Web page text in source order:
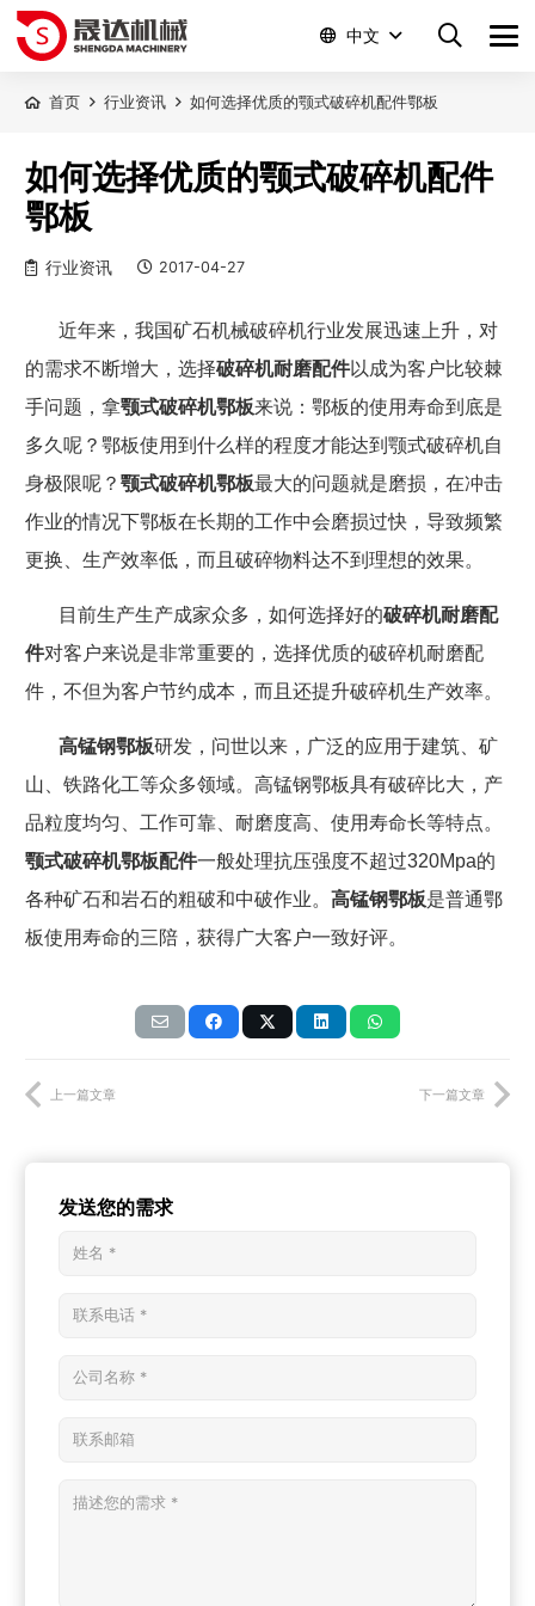
中文
首页 行业资讯 如何选择优质的颚式破碎机配件鄂板
如何选择优质的颚式破碎机配件
鄂板
行业资讯 2017-04-27
近年来，我国矿石机械破碎机行业发展迅速上升，对
的需求不断增大，选择破碎机耐磨配件以成为客户比较棘
手问题，拿颚式破碎机鄂板来说：鄂板的使用寿命到底是
多久呢？鄂板使用到什么样的程度才能达到颚式破碎机自
身极限呢？ 颚式破碎机鄂板最大的问题就是磨损，在冲击
作业的情况下鄂板在长期的工作中会磨损过快，导致频繁
更换、生产效率低，而且破碎物料达不到理想的效果。
目前生产生产成家众多，如何选择好的破碎机耐磨配
件对客户来说是非常重要的，选择优质的破碎机耐磨配
件，不但为客户节约成本，而且还提升破碎机生产效率。
高锰钢鄂板研发，问世以来，广泛的应用于建筑、矿
山、铁路化工等众多领域。高锰钢鄂板具有破碎比大，产
品粒度均匀、工作可靠、耐磨度高、使用寿命长等特点。
颚式破碎机鄂板配件一般处理抗压强度不超过320Mpa的
各种矿石和岩石的粗破和中破作业。 高锰钢鄂板是普通鄂
板使用寿命的三陪，获得广大客户一致好评。
上一篇文章 下一篇文章
发送您的需求